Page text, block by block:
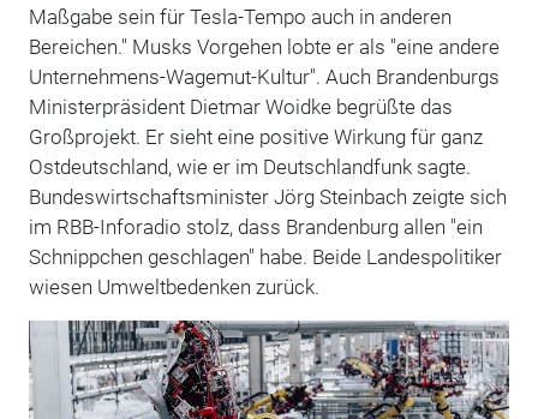
Maßgabe sein für Tesla-Tempo auch in anderen
Bereichen." Musks Vorgehen lobte er als "eine andere
Unternehmens-Wagemut-Kultur". Auch Brandenburgs
Ministerpräsident Dietmar Woidke begrüßte das
Großprojekt. Er sieht eine positive Wirkung für ganz
Ostdeutschland, wie er im Deutschlandfunk sagte.
Bundeswirtschaftsminister Jörg Steinbach zeigte sich
im RBB-Inforadio stolz, dass Brandenburg allen "ein
Schnippchen geschlagen" habe. Beide Landespolitiker
wiesen Umweltbedenken zurück.